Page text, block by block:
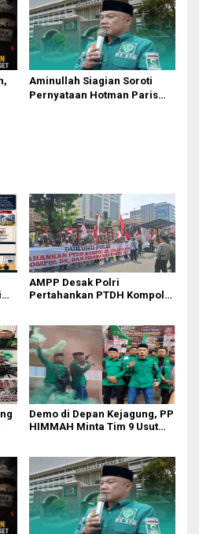
Aminullah Siagian Soroti
Pernyataan Hotman Paris
AMPP Desak Polri
Pertahankan PTDH Kompol
Demo di Depan Kejagung, PP
HIMMAH Minta Tim 9 Usut